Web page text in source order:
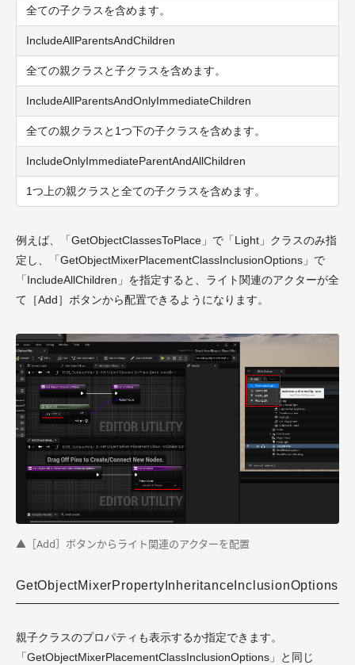
全ての子クラスを含めます。
IncludeAllParentsAndChildren
全ての親クラスと子クラスを含めます。
IncludeAllParentsAndOnlyImmediateChildren
全ての親クラスと1つ下の子クラスを含めます。
IncludeOnlyImmediateParentAndAllChildren
1つ上の親クラスと全ての子クラスを含めます。
例えば、「GetObjectClassesToPlace」で「Light」クラスのみ指
定し、「GetObjectMixerPlacementClassInclusionOptions」で
「IncludeAllChildren」を指定すると、ライト関連のアクターが全
て［Add］ボタンから配置できるようになります。
▲［Add］ボタンからライト関連のアクターを配置
GetObjectMixerPropertyInheritanceInclusionOptions
親子クラスのプロパティも表示するか指定できます。
「GetObjectMixerPlacementClassInclusionOptions」と同じ